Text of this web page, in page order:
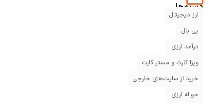
دسته‌ها
ارز دیجیتال
پی پال
درآمد ارزی
ویزا کارت و مستر کارت
خرید از سایت‌های خارجی
حواله ارزی